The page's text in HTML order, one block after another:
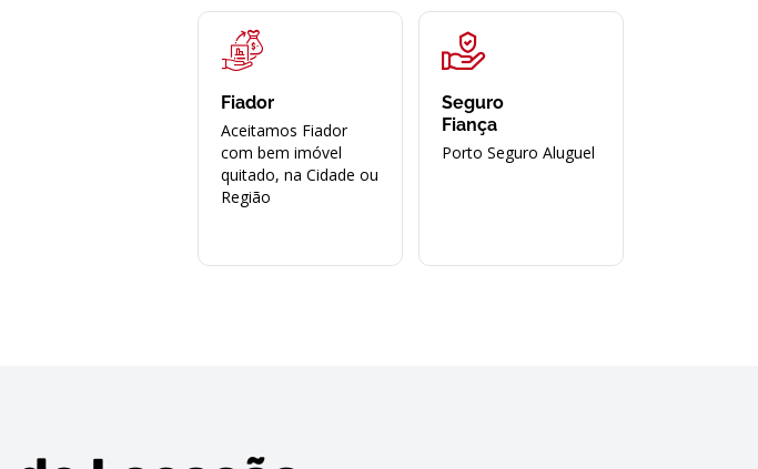
Fiador
Aceitamos Fiador
com bem imóvel
quitado, na Cidade ou
Região
Seguro
Fiança
Porto Seguro Aluguel